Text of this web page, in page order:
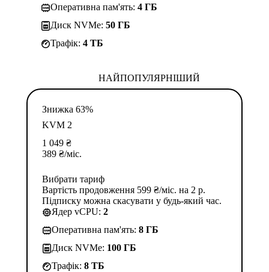
Оперативна пам'ять: 4 ГБ
Диск NVMe: 50 ГБ
Трафік: 4 TБ
НАЙПОПУЛЯРНІШИЙ
Знижка 63%
KVM 2
1 049 ₴
389 ₴/міс.
Вибрати тариф
Вартість продовження 599 ₴/міс. на 2 р.
Підписку можна скасувати у будь-який час.
Ядер vCPU: 2
Оперативна пам'ять: 8 ГБ
Диск NVMe: 100 ГБ
Трафік: 8 TБ